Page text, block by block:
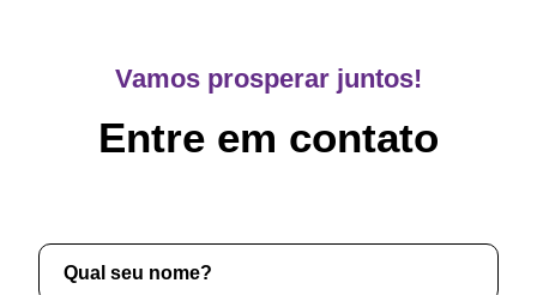
Vamos prosperar juntos!
Entre em contato